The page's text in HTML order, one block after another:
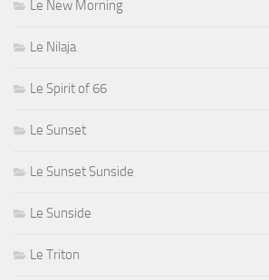
Le New Morning
Le Nilaja
Le Spirit of 66
Le Sunset
Le Sunset Sunside
Le Sunside
Le Triton